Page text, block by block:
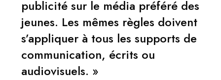
publicité sur le média préféré des
jeunes. Les mêmes règles doivent
s’appliquer à tous les supports de
communication, écrits ou
audiovisuels. »